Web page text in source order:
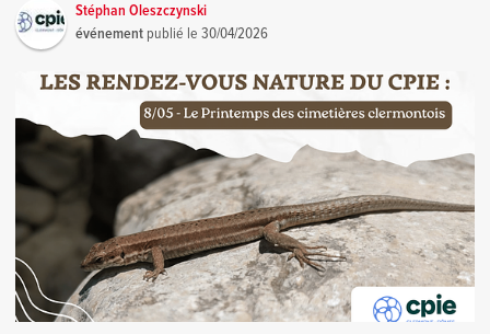
Stéphan Oleszczynski
événement publié le30/04/2026